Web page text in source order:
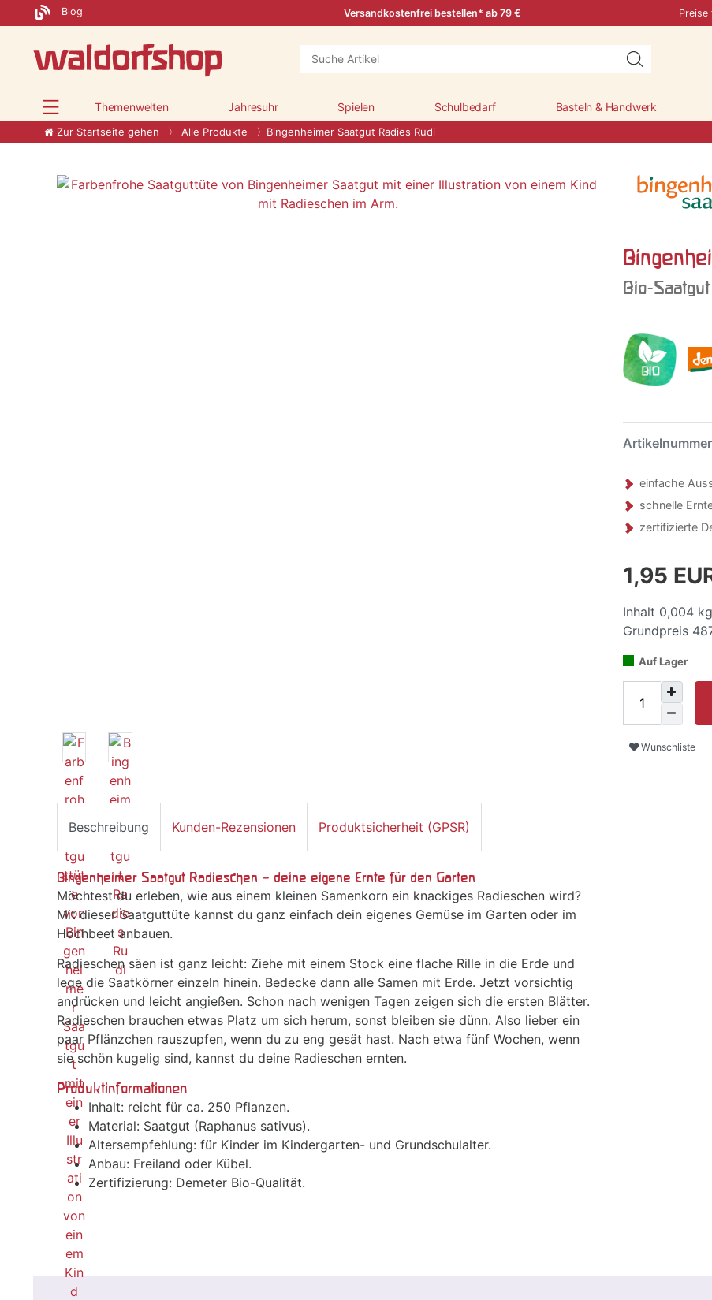
Blog Versandkostenfrei bestellen* ab 79 € Preise
Themenwelten Jahresuhr Spielen Schulbedarf Basteln & Handwerk
Zur Startseite gehen Alle Produkte Bingenheimer Saatgut Radies Rudi
Bio-Saatgut
Artikelnummer
einfache
schnelle
zertifizierte
1,95
Inhalt 0,004 kg
Grundpreis
Auf Lager
Wunschliste
Beschreibung Kunden-Rezensionen Produktsicherheit (GPSR)
Bingenheimer Saatgut Radieschen – deine eigene Ernte für den Garten
Möchtest du erleben, wie aus einem kleinen Samenkorn ein knackiges Radieschen wird?
Mit dieser Saatguttüte kannst du ganz einfach dein eigenes Gemüse im Garten oder im
Hochbeet anbauen.
Radieschen säen ist ganz leicht: Ziehe mit einem Stock eine flache Rille in die Erde und
lege die Saatkörner einzeln hinein. Bedecke dann alle Samen mit Erde. Jetzt vorsichtig
andrücken und leicht angießen. Schon nach wenigen Tagen zeigen sich die ersten Blätter.
Radieschen brauchen etwas Platz um sich herum, sonst bleiben sie dünn. Also lieber ein
paar Pflänzchen rauszupfen, wenn du zu eng gesät hast. Nach etwa fünf Wochen, wenn
sie schön kugelig sind, kannst du deine Radieschen ernten.
Produktinformationen
Inhalt: reicht für ca. 250 Pflanzen.
Material: Saatgut (Raphanus sativus).
Altersempfehlung: für Kinder im Kindergarten- und Grundschulalter.
Anbau: Freiland oder Kübel.
Zertifizierung: Demeter Bio-Qualität.